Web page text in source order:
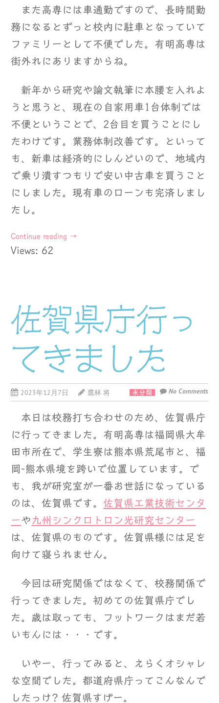
また高専には車通勤ですので、長時間勤
務になるとずっと校内に駐車となっていて
ファミリーとして不便でした。有明高専は
街外れにありますからね。
新年から研究や論文執筆に本腰を入れよ
うと思うと、現在の自家用車1台体制では
不便ということで、2台目を買うことにし
たわけです。業務体制改善です。といって
も、新車は経済的にしんどいので、地域内
で乗り潰すつもりで安い中古車を買うこと
にしました。現有車のローンも完済しまし
たし。
Continue reading →
Views: 62
佐賀県庁行っ
てきました
2023年12月7日 鷹林 将 未分類 No Comments
本日は校務打ち合わせのため、佐賀県庁
に行ってきました。有明高専は福岡県大牟
田市所在で、学生寮は熊本県荒尾市と、福
岡-熊本県境を跨いで位置しています。で
も、我が研究室が一番お世話になっている
のは、佐賀県です。 佐賀県工業技術センタ
ー や 九州シンクロトロン光研究センター
は、佐賀県のものです。佐賀県様には足を
向けて寝られません。
今回は研究関係ではなくて、校務関係で
行ってきました。初めての佐賀県庁でし
た。歳は取っても、フットワークはまだ若
いもんには・・・です。
いやー、行ってみると、えらくオシャレ
な空間でした。都道府県庁ってこんなんで
したっけ? 佐賀県すげー。